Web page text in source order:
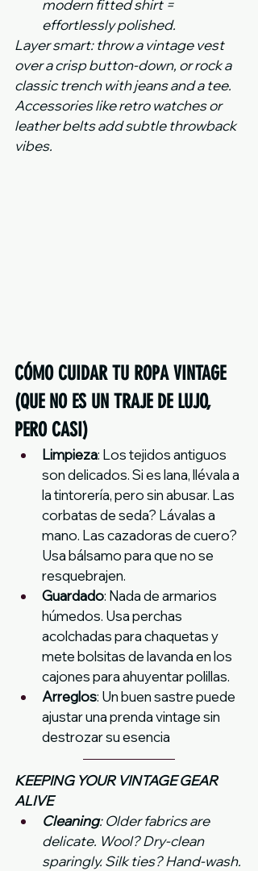
modern fitted shirt =
effortlessly polished.
Layer smart: throw a vintage vest
over a crisp button-down, or rock a
classic trench with jeans and a tee.
Accessories like retro watches or
leather belts add subtle throwback
vibes.
CÓMO CUIDAR TU ROPA VINTAGE
(QUE NO ES UN TRAJE DE LUJO,
PERO CASI)
Limpieza: Los tejidos antiguos
son delicados. Si es lana, llévala a
la tintorería, pero sin abusar. Las
corbatas de seda? Lávalas a
mano. Las cazadoras de cuero?
Usa bálsamo para que no se
resquebrajen.
Guardado: Nada de armarios
húmedos. Usa perchas
acolchadas para chaquetas y
mete bolsitas de lavanda en los
cajones para ahuyentar polillas.
Arreglos: Un buen sastre puede
ajustar una prenda vintage sin
destrozar su esencia
KEEPING YOUR VINTAGE GEAR
ALIVE
Cleaning: Older fabrics are
delicate. Wool? Dry-clean
sparingly. Silk ties? Hand-wash.